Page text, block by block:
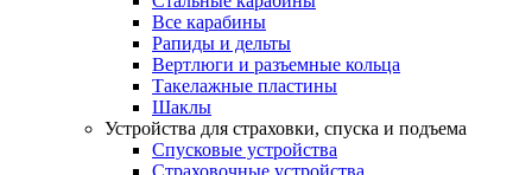
Все карабины
Рапиды и дельты
Вертлюги и разъемные кольца
Такелажные пластины
Шаклы
Устройства для страховки, спуска и подъема
Спусковые устройства
Страховочные устройства